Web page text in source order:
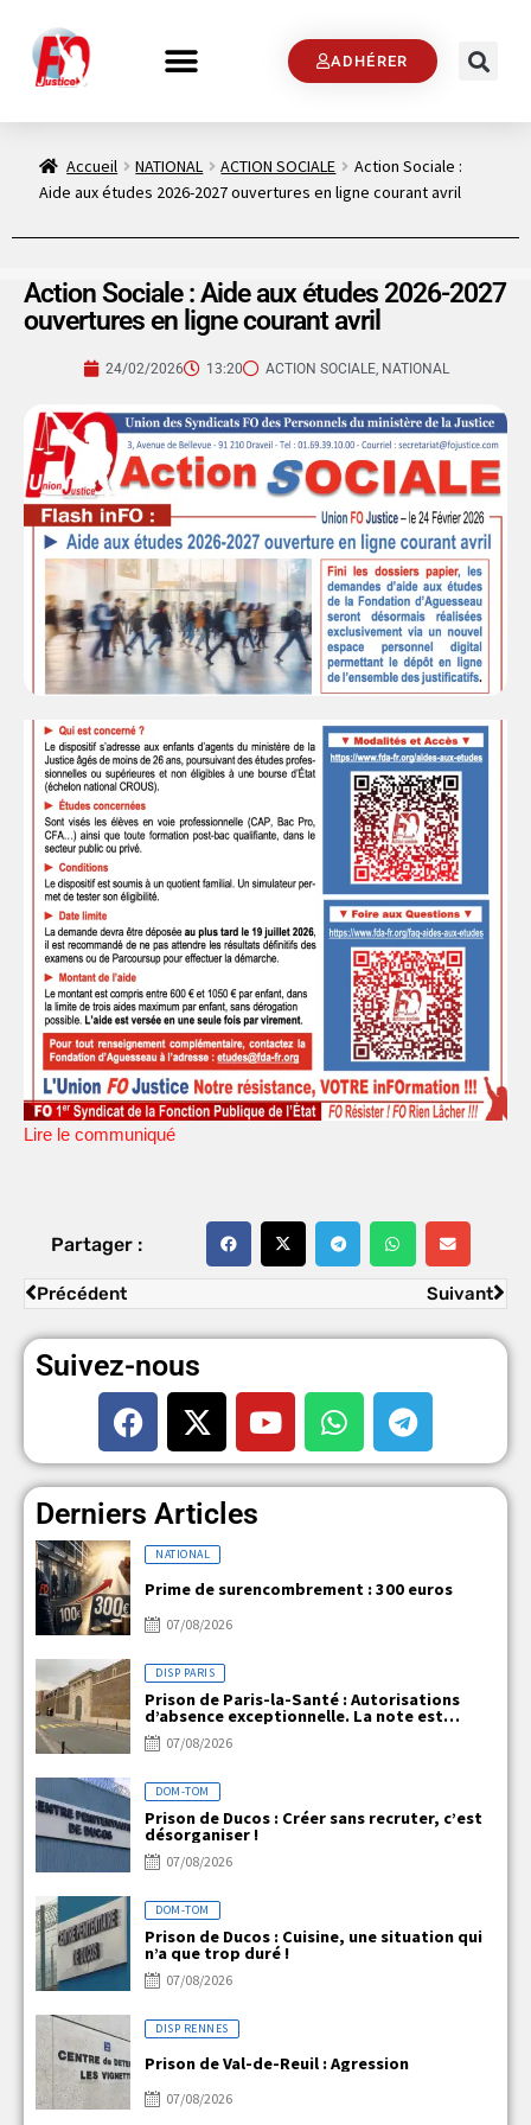
ADHÉRER
Accueil NATIONAL ACTION SOCIALE
Action Sociale :
Aide aux études 2026-2027 ouvertures en ligne courant avril
Action Sociale : Aide aux études 2026-2027
ouvertures en ligne courant avril
24/02/2026 13:20 ACTION SOCIALE, NATIONAL
Lire le communiqué
Partager :
Précédent Suivant
Suivez-nous
Derniers Articles
NATIONAL
Prime de surencombrement : 300 euros
07/08/2026
DISP PARIS
Prison de Paris-la-Santé : Autorisations
d’absence exceptionnelle. La note est
claire, mais la réalité ne l’est pas !
07/08/2026
DOM-TOM
Prison de Ducos : Créer sans recruter, c’est
désorganiser !
07/08/2026
DOM-TOM
Prison de Ducos : Cuisine, une situation qui
n’a que trop duré !
07/08/2026
DISP RENNES
Prison de Val-de-Reuil : Agression
07/08/2026